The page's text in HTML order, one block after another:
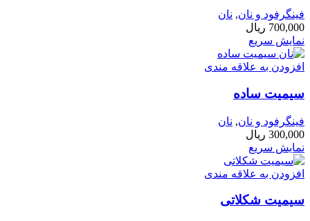
فینگرفود و نان‌, نان
700,000 ریال
نمایش سریع
افزودن به علاقه مندی
سیمیت ساده
فینگرفود و نان‌, نان
300,000 ریال
نمایش سریع
افزودن به علاقه مندی
سیمیت شکلاتی